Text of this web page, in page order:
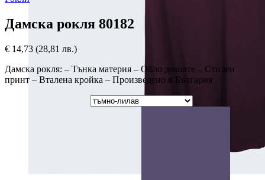
Дамска рокля 80182
€ 14,73 (28,81 лв.)
Дамска рокля: – Тънка материя – Обло деколте – Стилен
принт – Вталена кройка – Произведено в България